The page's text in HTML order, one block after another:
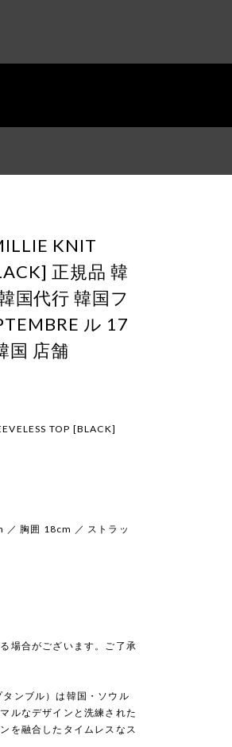
KNIT
正規品 韓
国代行 韓国フ
ル 17
国 店舗
TOP [BLACK]
胸囲 18cm ／ ストラッ
場合がございます。ご了承
ンブル）は韓国・ソウル
ルなデザインと洗練された
を融合したタイムレスなス